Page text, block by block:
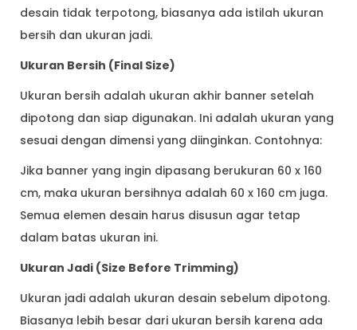
desain tidak terpotong, biasanya ada istilah ukuran
bersih dan ukuran jadi.
Ukuran Bersih (Final Size)
Ukuran bersih adalah ukuran akhir banner setelah
dipotong dan siap digunakan. Ini adalah ukuran yang
sesuai dengan dimensi yang diinginkan. Contohnya:
Jika banner yang ingin dipasang berukuran 60 x 160
cm, maka ukuran bersihnya adalah 60 x 160 cm juga.
Semua elemen desain harus disusun agar tetap
dalam batas ukuran ini.
Ukuran Jadi (Size Before Trimming)
Ukuran jadi adalah ukuran desain sebelum dipotong.
Biasanya lebih besar dari ukuran bersih karena ada